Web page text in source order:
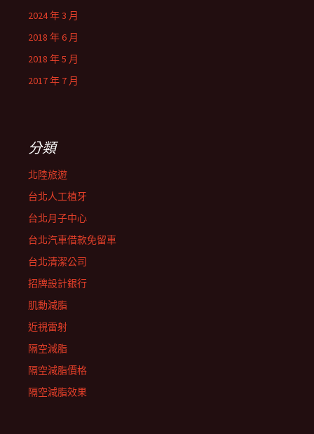
2024 年 3 月
2018 年 6 月
2018 年 5 月
2017 年 7 月
分類
北陸旅遊
台北人工植牙
台北月子中心
台北汽車借款免留車
台北清潔公司
招牌設計銀行
肌動減脂
近視雷射
隔空減脂
隔空減脂價格
隔空減脂效果